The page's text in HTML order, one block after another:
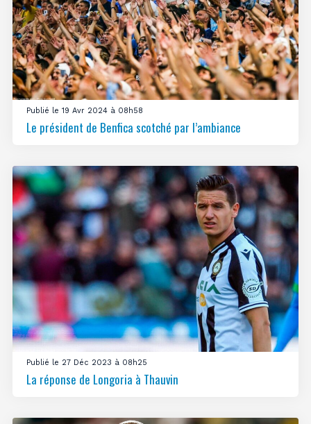
Publié le 19 Avr 2024 à 08h58
Le président de Benfica scotché par l’ambiance
Publié le 27 Déc 2023 à 08h25
La réponse de Longoria à Thauvin